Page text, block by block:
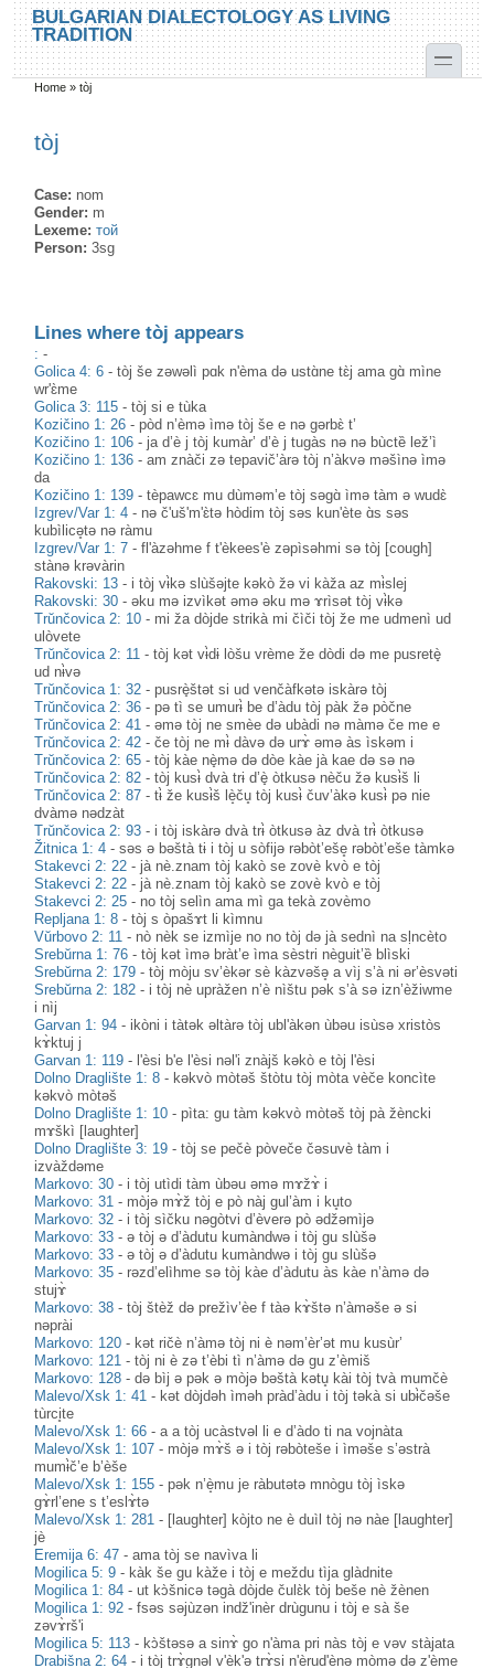
Skip to main content
Skip to search
BULGARIAN DIALECTOLOGY AS LIVING
TRADITION
toggle
You are here
Home »tòj
tòj
Case: nom
Gender: m
Lexeme:той
Person:3sg
Lines where tòj appears
:-
Golica 4: 6 -tòj še zəwəlì pɑk n'èma də ustɑ̀ne tɛ̀j ama gɑ̀ mìne
wr'ɛ̀me
Golica 3: 115 -tòj si e tùka
Kozičino 1: 26 -pòd n’èmə ìmə tòj še e nə gərbɛ̀ t’
Kozičino 1: 106 - ja d’è j tòj kumàr’ d’è j tugàs nə nə bùctȅ lež’ì
Kozičino 1: 136 -am znàči zə tepavič’àrə tòj n’àkvə məšìnə ìmə
da
Kozičino 1: 139 -tèpawcɛ mu dùməm’e tòj səgɑ̀ ìmə tàm ə wudɛ̀
Izgrev/Var 1: 4 - nə č'uš'm'ɛ̀tə hòdim tòj səs kun'ète ɑ̀s səs
kubìlicə̥tə nə ràmu
Izgrev/Var 1: 7 -fl'àzəhme f t'èkees'è zəpìsəhmi sə tòj [cough]
stànə krəvàrin
Rakovski: 13 - i tòj vɨ̀kə slùšəjte kəkò žə vi kàža az mɨ̀slej
Rakovski: 30 -əku mə izvìkət əmə əku mə ɤrìsət tòj vɨ̀kə
Trŭnčovica 2: 10 - mi ža dòjde strikà mi čìči tòj že me udmenì ud
ulòvete
Trŭnčovica 2: 11 -tòj kət vɨ̀dɨ lòšu vrème že dòdi də me pusretè̟
ud nɨ̀və
Trŭnčovica 1: 32 -pusrè̟štət si ud venčàfkətə iskàrə tòj
Trŭnčovica 2: 36 -pə tì se umurɨ̀ be d’àdu tòj pàk žə pòčne
Trŭnčovica 2: 41 -əmə tòj ne smèe də ubàdi nə màmə če me e
Trŭnčovica 2: 42 -če tòj ne mɨ̀ dàvə də urɤ̀ əmə às ìskəm i
Trŭnčovica 2: 65 -tòj kàe nè̟mə də dòe kàe jà kae də sə nə
Trŭnčovica 2: 82 -tòj kusɨ̀ dvà trɨ d’è̟ òtkusə nèču žə kusɨ̀š li
Trŭnčovica 2: 87 -tɨ̀ že kusɨ̀š lè̝ču̥ tòj kusɨ̀ čuv’àkə kusɨ̀ pə nie
dvàmə nədzàt
Trŭnčovica 2: 93 - i tòj iskàrə dvà trɨ̀ òtkusə àz dvà trɨ̀ òtkusə
Žitnica 1: 4 -səs ə bəštà tɨ i tòj u sòfijə rəbòt’eše̥ rəbòt’eše tàmkə
Stakevci 2: 22 - jà nè.znam tòj kakò se zovè kvò e tòj
Stakevci 2: 22 - jà nè.znam tòj kakò se zovè kvò e tòj
Stakevci 2: 25 - no tòj selìn ama mì ga tekà zovèmo
Repljana 1: 8 -tòj s òpašɤt li kìmnu
Vŭrbovo 2: 11 - nò nèk se izmìje no no tòj də jà sednì na sḷncèto
Srebŭrna 1: 76 -tòj kət ìmə bràt’e ìma sèstri nèguit’ȅ blìski
Srebŭrna 2: 179 -tòj mòju sv’èkər sè kàzvəšə̥ a vìj s’à ni ər’èsvəti
Srebŭrna 2: 182 - i tòj nè upràžen n’è nìštu pək s’à sə izn’èžiwme
i nìj
Garvan 1: 94 - ikòni i tàtək əltàrə tòj ubl'àkən ùbəu isùsə xristòs
kɤ̀ktuj j
Garvan 1: 119 - l'èsi b'e l'èsi nəl'i znàjš kəkò e tòj l'èsi
Dolno Draglište 1: 8 - kəkvò mòtəš štòtu tòj mòta vèče koncìte
kəkvò mòtəš
Dolno Draglište 1: 10 -pìta: gu tàm kəkvò mòtəš tòj pà žèncki
mɤškì [laughter]
Dolno Draglište 3: 19 -tòj se pečè pòveče čəsuvè tàm i
izvàždəme
Markovo: 30 - i tòj utìdi tàm ùbəu əmə mɤžɤ̀ i
Markovo: 31 - mòjə mɤ̀ž tòj e pò nàj gul’àm i ku̥to
Markovo: 32 - i tòj sìčku nəgòtvi d’èverə pò ədžəmìjə
Markovo: 33 -ə tòj ə d’àdutu kumàndwə i tòj gu slùšə
Markovo: 33 -ə tòj ə d’àdutu kumàndwə i tòj gu slùšə
Markovo: 35 - rəzd’elìhme sə tòj kàe d’àdutu às kàe n’àmə də
stujɤ̀
Markovo: 38 -tòj štèž də prežìv’èe f tàə kɤ̀štə n’àməše ə si
nəprài
Markovo: 120 - kət ričè n’àmə tòj ni è nəm’èr’ət mu kusùr’
Markovo: 121 -tòj ni è zə t’èbi tì n’àmə də gu z’èmiš
Markovo: 128 -də bìj ə pək ə mòjə bəštà kətu̥ kài tòj tvà mumčè
Malevo/Xsk 1: 41 - kət dòjdəh ìməh pràd’àdu i tòj təkà si ubɨ̀čəše
tùrci̥te
Malevo/Xsk 1: 66 -a a tòj ucàstvəl li e d’àdo ti na vojnàta
Malevo/Xsk 1: 107 - mòjə mɤ̀š ə i tòj rəbòteše i ìməše s’əstrà
mumɨ̀č’e b’èše
Malevo/Xsk 1: 155 -pək n’è̝mu je ràbutətə mnògu tòj ìskə
gɤ̀rl’ene s t’eslɤ̀tə
Malevo/Xsk 1: 281 - [laughter] kòjto ne è duìl tòj nə nàe [laughter]
jè
Eremija 6: 47 -ama tòj se navìva li
Mogilica 5: 9 - kàk še gu kàže i tòj e meždu tìja glàdnite
Mogilica 1: 84 -ut kɔ̀šnicə təgà dòjde čulɛ̀k tòj beše nè žènen
Mogilica 1: 92 -fsəs səjùzən indž'inèr drùgunu i tòj e sà še
zəvɤ̀rš'i
Mogilica 5: 113 - kɔ̀štəsə a sinɤ̀ go n'àma pri nàs tòj e vəv stàjata
Drabišna 2: 64 - i tòj trɤ̀gnəl v'èk'ə trɤ̀si n'èrud'ènə mòmə də z'ème